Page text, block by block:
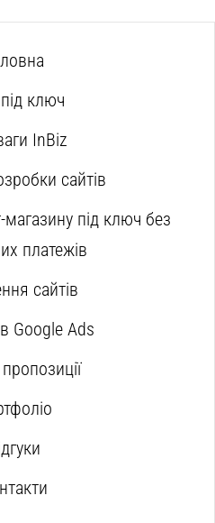
ключ
InBiz
сайтів
магазину під ключ без
платежів
сайтів
Google Ads